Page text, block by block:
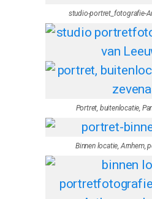
studio-portret_fotografie-
Portret, buitenlocatie,
Binnen locatie, Arnhem,